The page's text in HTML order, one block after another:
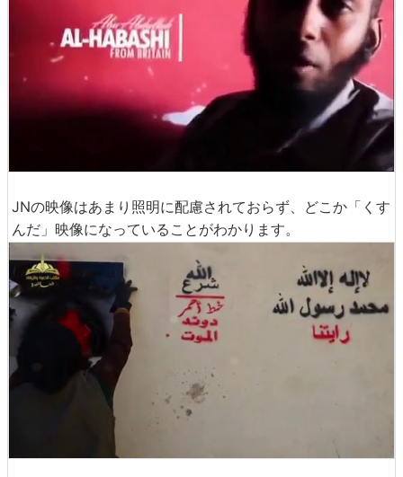
JNの映像はあまり照明に配慮されておらず、どこか「くす
んだ」映像になっていることがわかります。